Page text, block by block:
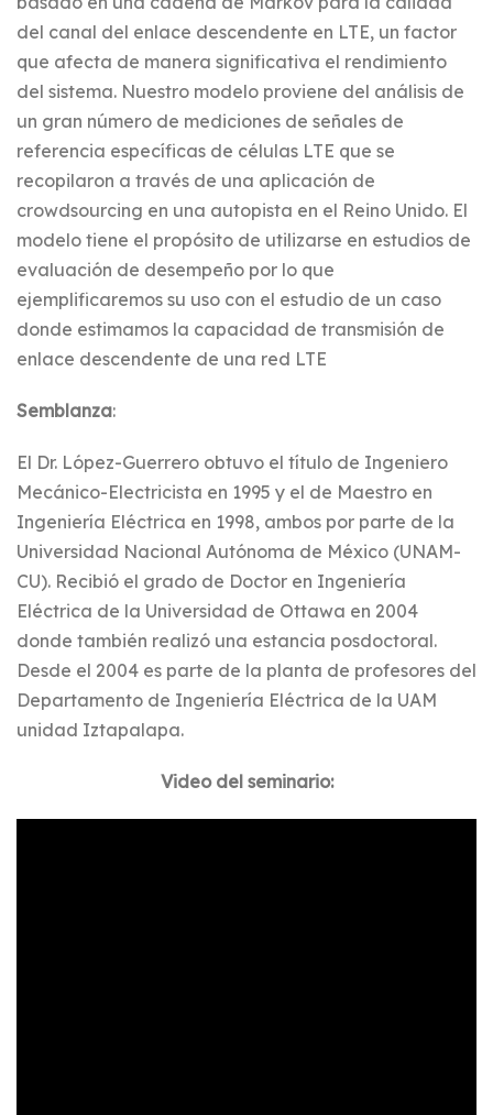
del canal del enlace descendente en LTE, un factor
que afecta de manera significativa el rendimiento
del sistema. Nuestro modelo proviene del análisis de
un gran número de mediciones de señales de
referencia específicas de células LTE que se
recopilaron a través de una aplicación de
crowdsourcing en una autopista en el Reino Unido. El
modelo tiene el propósito de utilizarse en estudios de
evaluación de desempeño por lo que
ejemplificaremos su uso con el estudio de un caso
donde estimamos la capacidad de transmisión de
enlace descendente de una red LTE
Semblanza:
El Dr. López-Guerrero obtuvo el título de Ingeniero
Mecánico-Electricista en 1995 y el de Maestro en
Ingeniería Eléctrica en 1998, ambos por parte de la
Universidad Nacional Autónoma de México (UNAM-
CU). Recibió el grado de Doctor en Ingeniería
Eléctrica de la Universidad de Ottawa en 2004
donde también realizó una estancia posdoctoral.
Desde el 2004 es parte de la planta de profesores del
Departamento de Ingeniería Eléctrica de la UAM
unidad Iztapalapa.
Video del seminario: